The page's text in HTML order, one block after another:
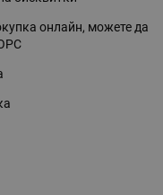
онлайн, можете да